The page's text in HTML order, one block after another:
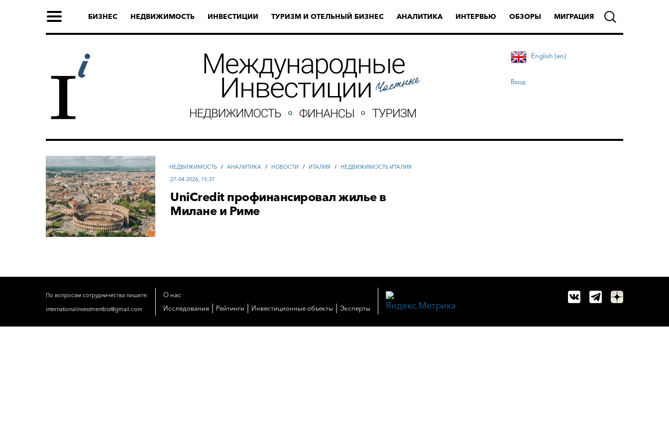
БИЗНЕС НЕДВИЖИМОСТЬ ИНВЕСТИЦИИ ТУРИЗМ И ОТЕЛЬНЫЙ БИЗНЕС АНАЛИТИКА ИНТЕРВЬЮ ОБЗОРЫ МИГРАЦИЯ
English (en)
Вход
НЕДВИЖИМОСТЬ / АНАЛИТИКА / НОВОСТИ / ИТАЛИЯ /
НЕДВИЖИМОСТЬ ИТАЛИЯ
27-04-2026, 15:37
UniCredit профинансировал жилье в
Милане и Риме
По вопросам сотрудничества пишите:
internationalinvestmentbiz@gmail.com
О нас
Исследования
Рейтинги Инвестиционные объекты Эксперты